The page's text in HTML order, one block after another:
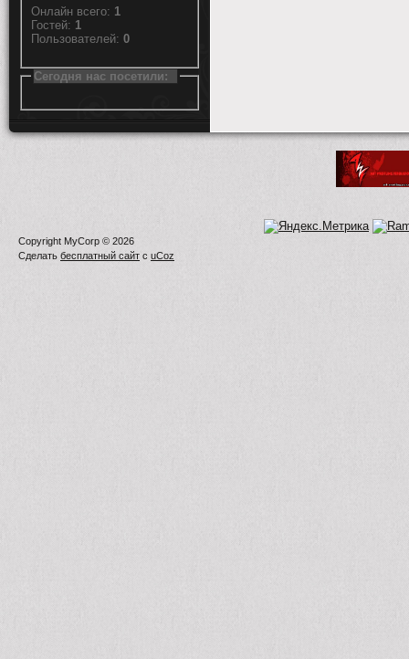
Онлайн всего: 1
Гостей: 1
Пользователей: 0
Сегодня нас посетили:
Copyright MyCorp © 2026
Сделать бесплатный сайт с uCoz